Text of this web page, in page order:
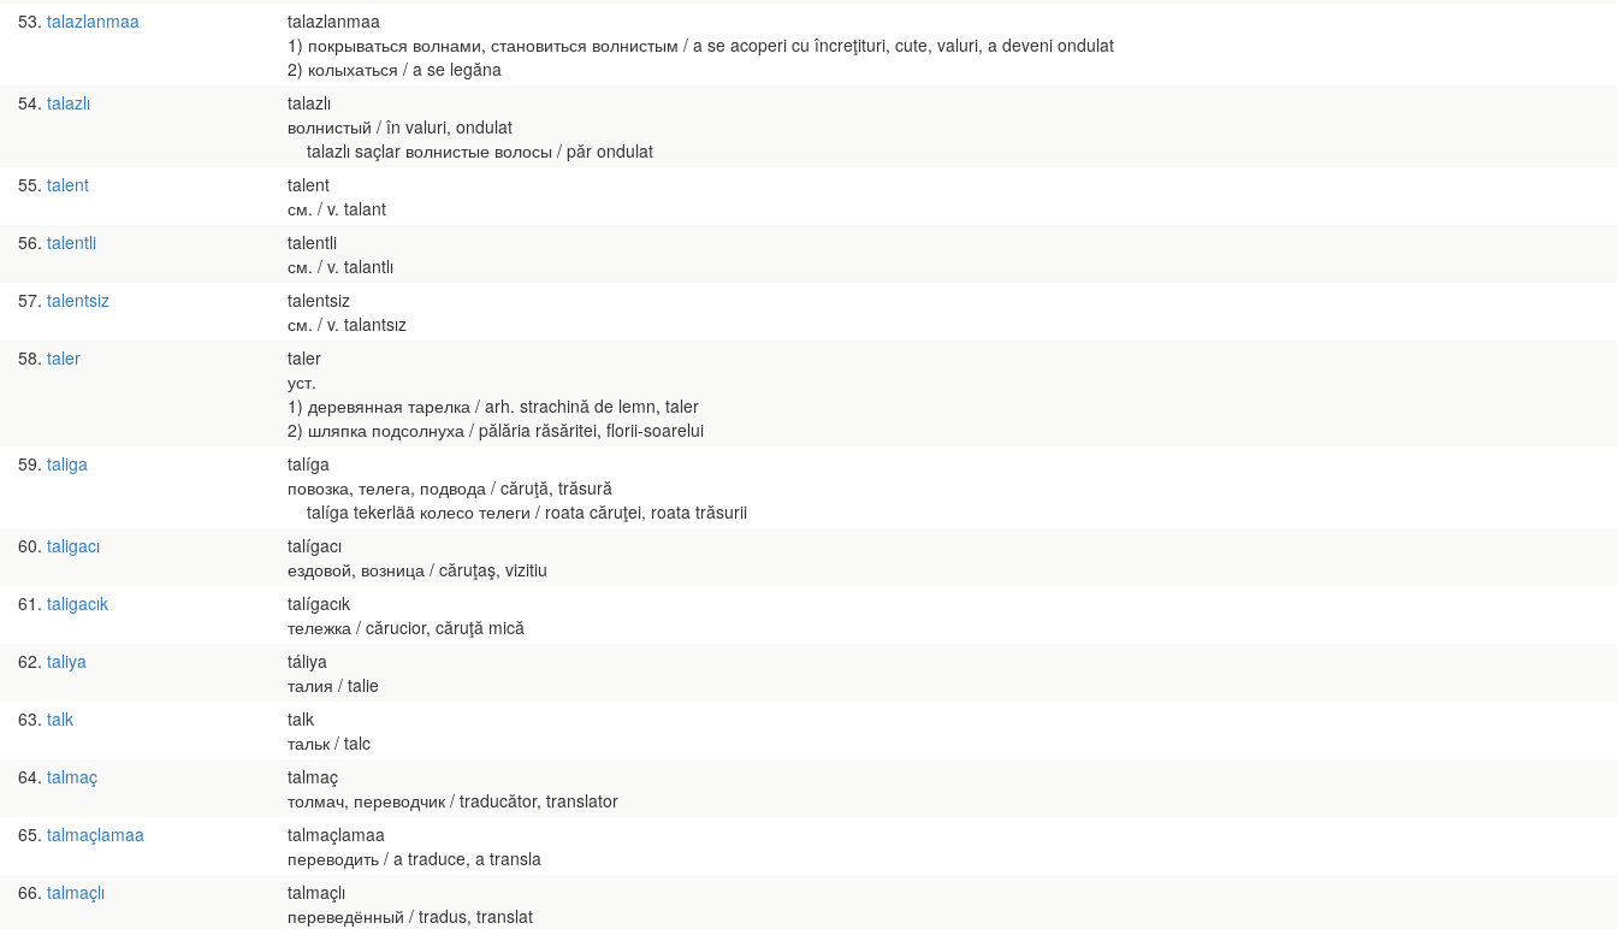
53 talazlanmaa
talazlanmaa
1) покрываться волнами, становиться волнистым / a se acoperi cu încreţituri, cute, valuri, a deveni ondulat
2) колыхаться / a se legăna
54 talazlı
talazlı
волнистый / în valuri, ondulat
talazlı saçlar волнистые волосы / păr ondulat
55 talent
talent
см. / v. talant
56 talentli
talentli
см. / v. talantlı
57 talentsiz
talentsiz
см. / v. talantsız
58 taler
taler
уст.
1) деревянная тарелка / arh. strachină de lemn, taler
2) шляпка подсолнуха / pălăria răsăritei, florii-soarelui
59 taliga
talíga
повозка, телега, подвода / căruţă, trăsură
talíga tekerlää колесо телеги / roata căruţei, roata trăsurii
60 taligacı
talígacı
ездовой, возница / căruţaş, vizitiu
61 taligacık
talígacık
тележка / cărucior, căruţă mică
62 taliya
táliya
талия / talie
63 talk
talk
тальк / talc
64 talmaç
talmaç
толмач, переводчик / traducător, translator
65 talmaçlamaa
talmaçlamaa
переводить / a traduce, a transla
66 talmaçlı
talmaçlı
переведённый / tradus, translat